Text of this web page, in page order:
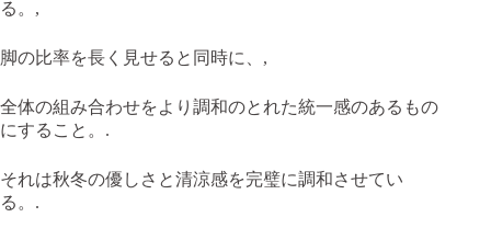
る。,
脚の比率を長く見せると同時に、,
全体の組み合わせをより調和のとれた統一感のあるもの
にすること。.
それは秋冬の優しさと清涼感を完璧に調和させてい
る。.